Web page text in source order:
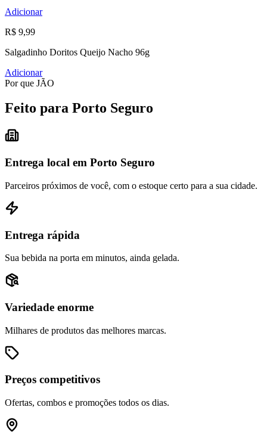
Adicionar
R$ 9,99
Salgadinho Doritos Queijo Nacho 96g
Adicionar
Por que JÃO
Feito para Porto Seguro
Entrega local em Porto Seguro
Parceiros próximos de você, com o estoque certo para a sua cidade.
Entrega rápida
Sua bebida na porta em minutos, ainda gelada.
Variedade enorme
Milhares de produtos das melhores marcas.
Preços competitivos
Ofertas, combos e promoções todos os dias.